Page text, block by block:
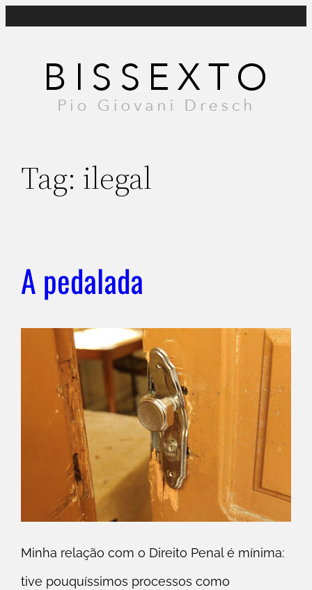
conteúdo
Tag: ilegal
A pedalada
Minha relação com o Direito Penal é mínima:
tive pouquíssimos processos como